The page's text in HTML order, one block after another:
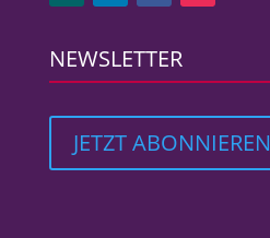
NEWSLETTER
JETZT ABONNIEREN